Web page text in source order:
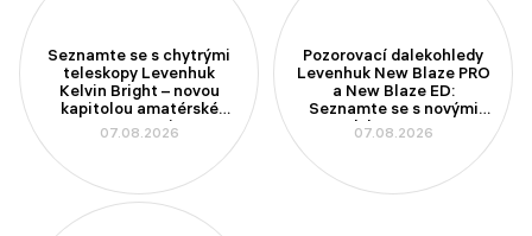
Seznamte se s chytrými
teleskopy Levenhuk
Kelvin Bright – novou
kapitolou amatérské
astronomie
07.08.2026
Pozorovací dalekohledy
Levenhuk New Blaze PRO
a New Blaze ED:
Seznamte se s novými
modely se 100mm
aperturou
07.08.2026